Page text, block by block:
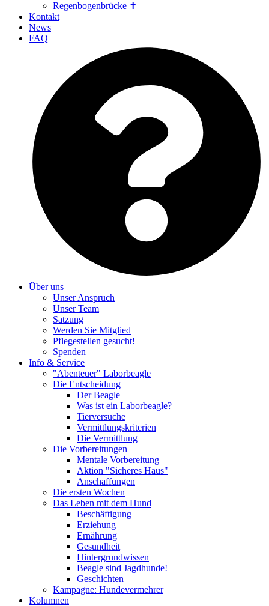
Regenbogenbrücke ✝
Kontakt
News
FAQ
Über uns
Unser Anspruch
Unser Team
Satzung
Werden Sie Mitglied
Pflegestellen gesucht!
Spenden
Info & Service
"Abenteuer" Laborbeagle
Die Entscheidung
Der Beagle
Was ist ein Laborbeagle?
Tierversuche
Vermittlungskriterien
Die Vermittlung
Die Vorbereitungen
Mentale Vorbereitung
Aktion "Sicheres Haus"
Anschaffungen
Die ersten Wochen
Das Leben mit dem Hund
Beschäftigung
Erziehung
Ernährung
Gesundheit
Hintergrundwissen
Beagle sind Jagdhunde!
Geschichten
Kampagne: Hundevermehrer
Kolumnen